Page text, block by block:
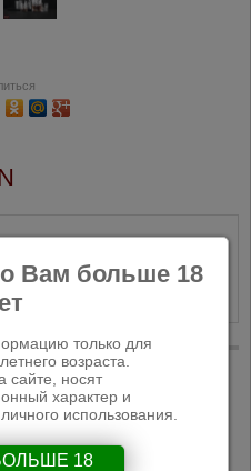
Вам больше 18
только для
возраста.
носят
характер и
использования.
18